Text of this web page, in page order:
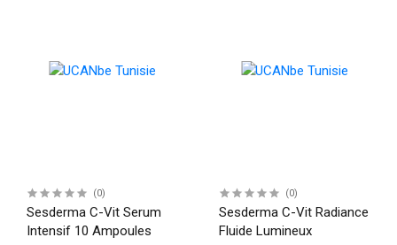
(0)
Sesderma C-Vit Serum
Intensif 10 Ampoules
(0)
Sesderma C-Vit Radiance
Fluide Lumineux